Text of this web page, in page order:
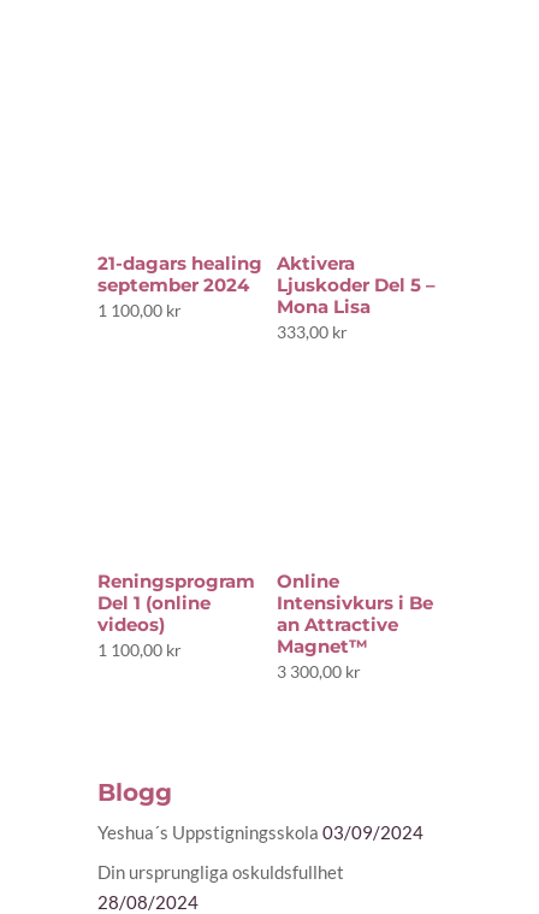
21-dagars healing
september 2024
1 100,00 kr
Aktivera
Ljuskoder Del 5 –
Mona Lisa
333,00 kr
Reningsprogram
Del 1 (online
videos)
1 100,00 kr
Online
Intensivkurs i Be
an Attractive
Magnet™
3 300,00 kr
Blogg
Yeshua´s Uppstigningsskola 03/09/2024
Din ursprungliga oskuldsfullhet
28/08/2024